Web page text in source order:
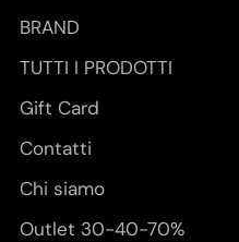
BRAND
TUTTI I PRODOTTI
Gift Card
Contatti
Chi siamo
Outlet 30-40-70%